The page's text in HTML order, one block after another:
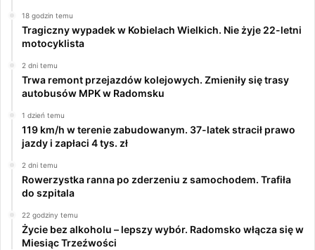
18 godzin temu
Tragiczny wypadek w Kobielach Wielkich. Nie żyje 22-letni
motocyklista
2 dni temu
Trwa remont przejazdów kolejowych. Zmieniły się trasy
autobusów MPK w Radomsku
1 dzień temu
119 km/h w terenie zabudowanym. 37-latek stracił prawo
jazdy i zapłaci 4 tys. zł
2 dni temu
Rowerzystka ranna po zderzeniu z samochodem. Trafiła
do szpitala
22 godziny temu
Życie bez alkoholu – lepszy wybór. Radomsko włącza się w
Miesiąc Trzeźwości